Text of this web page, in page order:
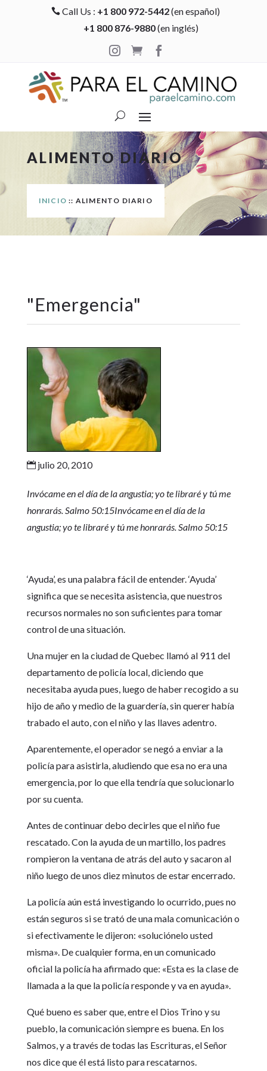
 Call Us : +1 800 972-5442(en español)
+1 800 876-9880(en inglés)

 
ALIMENTO DIARIO
INICIO :: ALIMENTO DIARIO
"Emergencia"
julio 20, 2010
Invócame en el día de la angustia; yo te libraré y tú me
honrarás. Salmo 50:15Invócame en el día de la
angustia; yo te libraré y tú me honrarás. Salmo 50:15
‘Ayuda’, es una palabra fácil de entender. ‘Ayuda’
significa que se necesita asistencia, que nuestros
recursos normales no son suficientes para tomar
control de una situación.
Una mujer en la ciudad de Quebec llamó al 911 del
departamento de policía local, diciendo que
necesitaba ayuda pues, luego de haber recogido a su
hijo de año y medio de la guardería, sin querer había
trabado el auto, con el niño y las llaves adentro.
Aparentemente, el operador se negó a enviar a la
policía para asistirla, aludiendo que esa no era una
emergencia, por lo que ella tendría que solucionarlo
por su cuenta.
Antes de continuar debo decirles que el niño fue
rescatado. Con la ayuda de un martillo, los padres
rompieron la ventana de atrás del auto y sacaron al
niño luego de unos diez minutos de estar encerrado.
La policía aún está investigando lo ocurrido, pues no
están seguros si se trató de una mala comunicación o
si efectivamente le dijeron: «soluciónelo usted
misma». De cualquier forma, en un comunicado
oficial la policía ha afirmado que: «Esta es la clase de
llamada a la que la policía responde y va en ayuda».
Qué bueno es saber que, entre el Dios Trino y su
pueblo, la comunicación siempre es buena. En los
Salmos, y a través de todas las Escrituras, el Señor
nos dice que él está listo para rescatarnos.